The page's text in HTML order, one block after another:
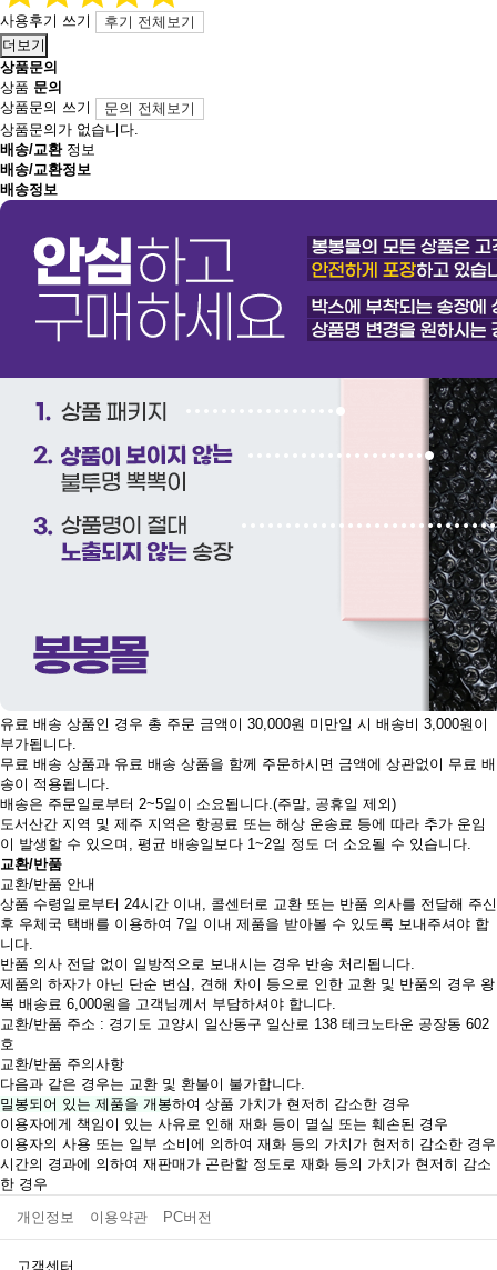
사용후기 쓰기
후기 전체보기
더보기
상품문의
상품 문의
상품문의 쓰기
문의 전체보기
상품문의가 없습니다.
배송/교환정보
배송/교환정보
배송정보
유료 배송 상품인 경우 총 주문 금액이 30,000원 미만일 시 배송비 3,000원이
부가됩니다.
무료 배송 상품과 유료 배송 상품을 함께 주문하시면 금액에 상관없이 무료 배
송이 적용됩니다.
배송은 주문일로부터 2~5일이 소요됩니다.(주말, 공휴일 제외)
도서산간 지역 및 제주 지역은 항공료 또는 해상 운송료 등에 따라 추가 운임
이 발생할 수 있으며, 평균 배송일보다 1~2일 정도 더 소요될 수 있습니다.
교환/반품
교환/반품 안내
상품 수령일로부터 24시간 이내, 콜센터로 교환 또는 반품 의사를 전달해 주신
후 우체국 택배를 이용하여 7일 이내 제품을 받아볼 수 있도록 보내주셔야 합
니다.
반품 의사 전달 없이 일방적으로 보내시는 경우 반송 처리됩니다.
제품의 하자가 아닌 단순 변심, 견해 차이 등으로 인한 교환 및 반품의 경우 왕
복 배송료 6,000원을 고객님께서 부담하셔야 합니다.
교환/반품 주소 : 경기도 고양시 일산동구 일산로 138 테크노타운 공장동 602
호
교환/반품 주의사항
다음과 같은 경우는 교환 및 환불이 불가합니다.
밀봉되어 있는 제품을 개봉하여 상품 가치가 현저히 감소한 경우
이용자에게 책임이 있는 사유로 인해 재화 등이 멸실 또는 훼손된 경우
이용자의 사용 또는 일부 소비에 의하여 재화 등의 가치가 현저히 감소한 경우
시간의 경과에 의하여 재판매가 곤란할 정도로 재화 등의 가치가 현저히 감소
한 경우
개인정보
이용약관 PC버전
고객센터